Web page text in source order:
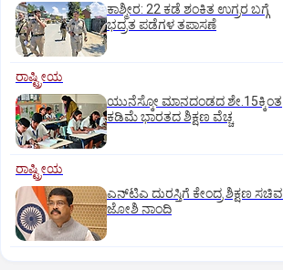
ಕಾಶ್ಮೀರ: 22 ಕಡೆ ಶಂಕಿತ ಉಗ್ರರ ಬಗ್ಗೆ
ಭದ್ರತ ಪಡೆಗಳ ತಪಾಸಣೆ
ರಾಷ್ಟ್ರೀಯ
ಯುನೆಸ್ಕೋ ಮಾನದಂಡದ ಶೇ.15ಕ್ಕಿಂತ
ಕಡಿಮೆ ಭಾರತದ ಶಿಕ್ಷಣ ವೆಚ್ಚ
ರಾಷ್ಟ್ರೀಯ
ಎನ್‌ಟಿಎ ದುರಸ್ತಿಗೆ ಕೇಂದ್ರ ಶಿಕ್ಷಣ ಸಚಿವ
ಜೋಶಿ ನಾಂದಿ